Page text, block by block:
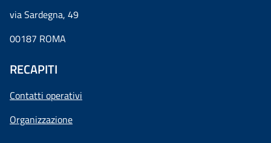
via Sardegna, 49
00187 ROMA
RECAPITI
Contatti operativi
Organizzazione